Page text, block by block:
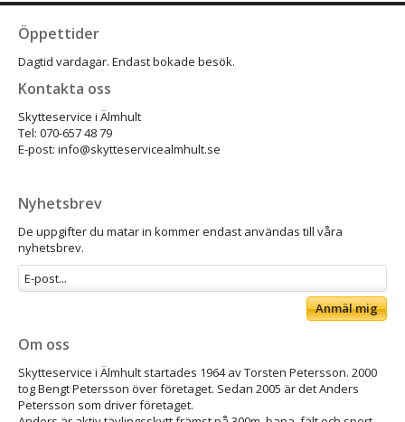
Öppettider
Dagtid vardagar. Endast bokade besök.
Kontakta oss
Skytteservice i Älmhult
Tel: 070-657 48 79
E-post: info@skytteservicealmhult.se
Nyhetsbrev
De uppgifter du matar in kommer endast användas till våra
nyhetsbrev.
Anmäl mig
Om oss
Skytteservice i Älmhult startades 1964 av Torsten Petersson. 2000
tog Bengt Petersson över företaget. Sedan 2005 är det Anders
Petersson som driver företaget.